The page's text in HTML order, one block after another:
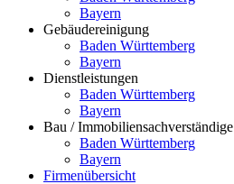
Bayern
Gebäudereinigung
Baden Württemberg
Bayern
Dienstleistungen
Baden Württemberg
Bayern
Bau / Immobiliensachverständige
Baden Württemberg
Bayern
Firmenübersicht